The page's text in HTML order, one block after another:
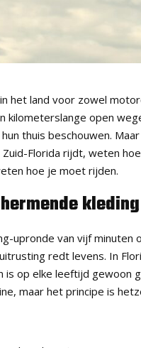
het land voor zowel
kilometerslange open
thuis beschouwen.
Florida rijdt, weten
hoe je moet rijden.
upronde van vijf
redt levens. In
is op elke leeftijd
maar het principe is